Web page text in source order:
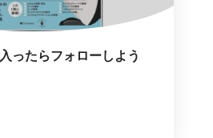
ったらフォローしよう